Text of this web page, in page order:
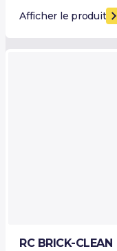
Afficher le produit
RC BRICK-CLEAN